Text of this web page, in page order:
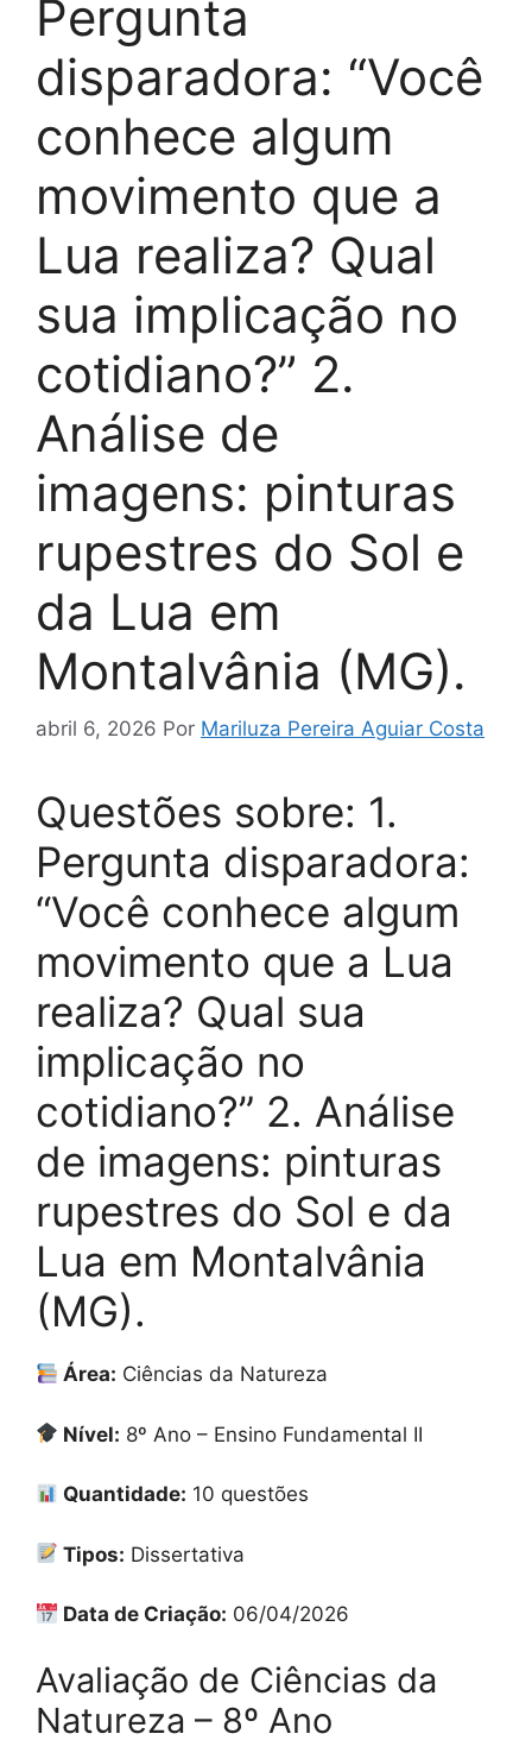
Pergunta
disparadora: “Você
conhece algum
movimento que a
Lua realiza? Qual
sua implicação no
cotidiano?” 2.
Análise de
imagens: pinturas
rupestres do Sol e
da Lua em
Montalvânia (MG).
abril 6, 2026 Por Mariluza Pereira Aguiar Costa
Questões sobre: 1.
Pergunta disparadora:
“Você conhece algum
movimento que a Lua
realiza? Qual sua
implicação no
cotidiano?” 2. Análise
de imagens: pinturas
rupestres do Sol e da
Lua em Montalvânia
(MG).
Área: Ciências da Natureza
Nível: 8º Ano – Ensino Fundamental II
Quantidade: 10 questões
Tipos: Dissertativa
Data de Criação: 06/04/2026
Avaliação de Ciências da
Natureza – 8º Ano